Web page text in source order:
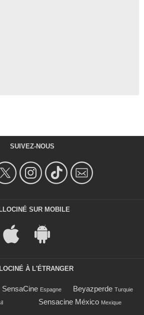
SUIVEZ-NOUS
SUR MOBILE
À L'ÉTRANGER
SensaCine Espagne Beyazperde Turquie
Sensacine México Mexique